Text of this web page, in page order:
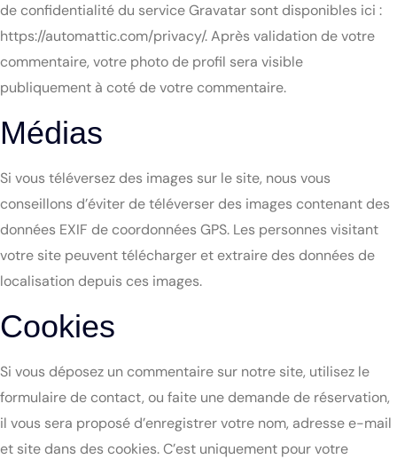
de confidentialité du service Gravatar sont disponibles ici :
https://automattic.com/privacy/. Après validation de votre
commentaire, votre photo de profil sera visible
publiquement à coté de votre commentaire.
Médias
Si vous téléversez des images sur le site, nous vous
conseillons d’éviter de téléverser des images contenant des
données EXIF de coordonnées GPS. Les personnes visitant
votre site peuvent télécharger et extraire des données de
localisation depuis ces images.
Cookies
Si vous déposez un commentaire sur notre site, utilisez le
formulaire de contact, ou faite une demande de réservation,
il vous sera proposé d’enregistrer votre nom, adresse e-mail
et site dans des cookies. C’est uniquement pour votre